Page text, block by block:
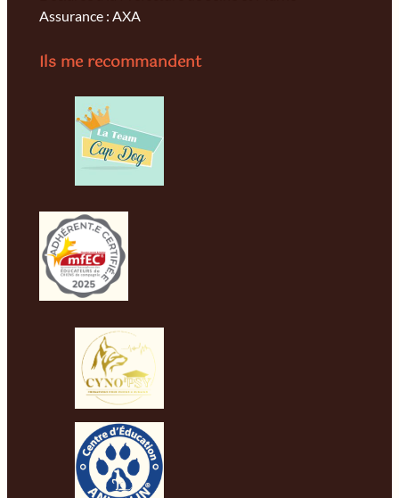
Assurance : AXA
Ils me recommandent